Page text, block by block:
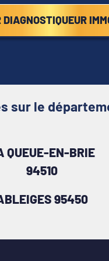
DIAGNOSTIQUEUR
sur le
QUEUE-EN-BRIE
94510
95450